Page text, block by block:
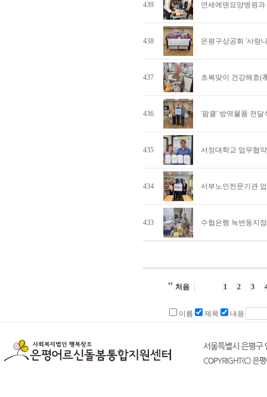
439 연세에덴요양병원
438 은평구상공회 '사랑
437 초복맞이 건강해효(
436 '팜클' 방역물품 전달
435 서정대학교 업무협약
434 서부노인전문기관
433 수협은행 녹번동지
처음 1 2 3
이름 제목 내용